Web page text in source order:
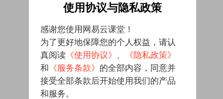
使用协议与隐私政策
感谢您使用网易云课堂！
为了更好地保障您的个人权益，请认
真阅读 《使用协议》 、
《隐私政策》
和 《服务条款》 的全部内容，同意并
接受全部条款后开始使用我们的产品
和服务。